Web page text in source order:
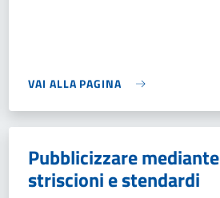
VAI ALLA PAGINA
Pubblicizzare mediante
striscioni e stendardi